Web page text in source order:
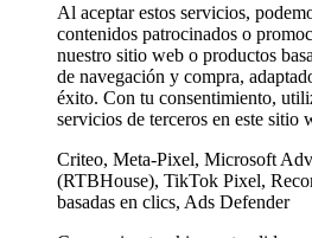
Al aceptar estos servicios,
contenidos patrocinados o
nuestro sitio web o productos
de navegación y compra,
éxito. Con tu consentimiento,
servicios de terceros en este sitio
Criteo, Meta-Pixel, Microsoft
(RTBHouse), TikTok Pixel,
basadas en clics, Ads Defender